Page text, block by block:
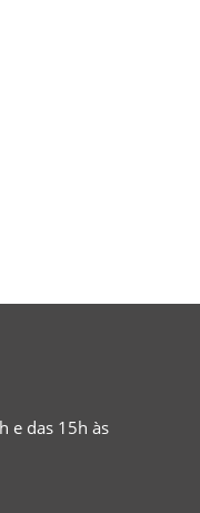
e das 15h às